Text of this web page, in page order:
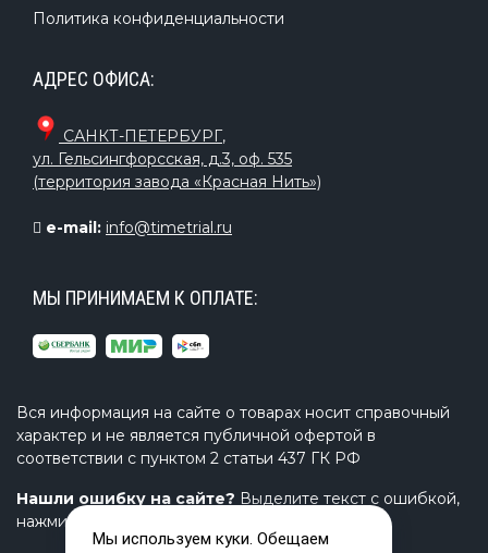
Политика конфиденциальности
АДРЕС ОФИСА:
САНКТ-ПЕТЕРБУРГ,
ул. Гельсингфорсская, д.3, оф. 535
(территория завода «Красная Нить»)
e-mail: info@timetrial.ru
МЫ ПРИНИМАЕМ К ОПЛАТЕ:
Вся информация на сайте о товарах носит справочный
характер и не является публичной офертой в
соответствии с пунктом 2 статьи 437 ГК РФ
Нашли ошибку на сайте? Выделите текст с ошибкой,
нажмите Ctrl+Enter и напишите нам.
Мы используем куки. Обещаем